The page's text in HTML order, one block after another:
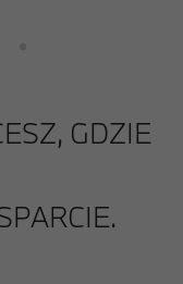
GDZIE